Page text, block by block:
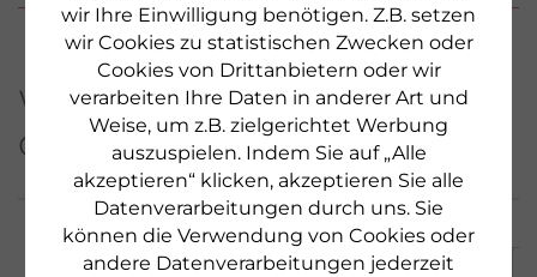
wir Ihre Einwilligung benötigen. Z.B. setzen
wir Cookies zu statistischen Zwecken oder
Cookies von Drittanbietern oder wir
verarbeiten Ihre Daten in anderer Art und
Weise, um z.B. zielgerichtet Werbung
auszuspielen. Indem Sie auf „Alle
akzeptieren“ klicken, akzeptieren Sie alle
Datenverarbeitungen durch uns. Sie
können die Verwendung von Cookies oder
andere Datenverarbeitungen jederzeit
Weitere Produkte aus
dieser Serie